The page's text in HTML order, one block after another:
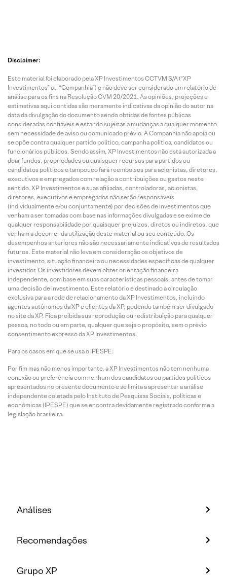
Disclaimer:
Este material foi elaborado pela XP Investimentos CCTVM S/A (“XP
Investimentos” ou “Companhia”) e não deve ser considerado um relatório de
análise para os fins na Resolução CVM 20/2021. As opiniões, projeções e
estimativas aqui contidas são meramente indicativas da opinião do autor na
data da divulgação do documento sendo obtidas de fontes públicas
consideradas confiáveis e estando sujeitas a mudanças a qualquer momento
sem necessidade de aviso ou comunicado prévio. A Companhia não apoia ou
se opõe contra qualquer partido político, campanha política, candidatos ou
funcionários públicos. Sendo assim, XP Investimentos não está autorizada a
doar fundos, propriedades ou quaisquer recursos para partidos ou
candidatos políticos e tampouco fará reembolsos para acionistas, diretores,
executivos e empregados com relação a contribuições ou gastos neste
sentido. XP Investimentos e suas afiliadas, controladoras, acionistas,
diretores, executivos e empregados não serão responsáveis
(individualmente e/ou conjuntamente) por decisões de investimentos que
venham a ser tomadas com base nas informações divulgadas e se exime de
qualquer responsabilidade por quaisquer prejuízos, diretos ou indiretos, que
venham a decorrer da utilização deste material ou seu conteúdo. Os
desempenhos anteriores não são necessariamente indicativos de resultados
futuros. Este material não leva em consideração os objetivos de
investimento, situação financeira ou necessidades específicas de qualquer
investidor. Os investidores devem obter orientação financeira
independente, com base em suas características pessoais, antes de tomar
uma decisão de investimento. Este relatório é destinado à circulação
exclusiva para a rede de relacionamento da XP Investimentos, incluindo
agentes autônomos da XP e clientes da XP, podendo também ser divulgado
no site da XP. Fica proibida sua reprodução ou redistribuição para qualquer
pessoa, no todo ou em parte, qualquer que seja o propósito, sem o prévio
consentimento expresso da XP Investimentos.
Para os casos em que se usa o IPESPE:
Por fim mas não menos importante, a XP Investimentos não tem nenhuma
conexão ou preferência com nenhum dos candidatos ou partidos políticos
apresentados no presente documento e se limita a apresentar a análise
independente coletada pelo Instituto de Pesquisas Sociais, políticas e
econômicas (IPESPE) que se encontra devidamente registrado conforme a
legislação brasileira.
Análises
Recomendações
Grupo XP